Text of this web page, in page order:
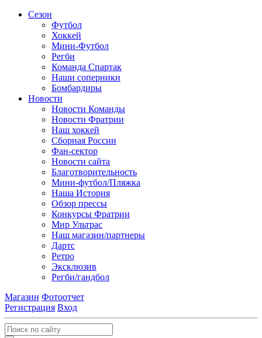
Сезон
Футбол
Хоккей
Мини-Футбол
Регби
Команда Спартак
Наши соперники
Бомбардиры
Новости
Новости Команды
Новости Фратрии
Наш хоккей
Сборная России
Фан-cектор
Новости сайта
Благотворительность
Мини-футбол/Пляжка
Наша История
Обзор прессы
Конкурсы Фратрии
Мир Ультрас
Наш магазин/партнеры
Дартс
Ретро
Эксклюзив
Регби/гандбол
Магазин Фотоотчет
Регистрация Вход